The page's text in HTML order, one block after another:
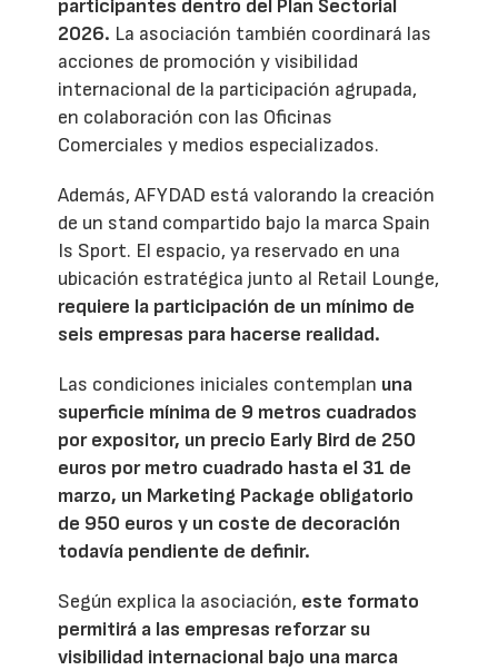
participantes dentro del Plan Sectorial
2026. La asociación también coordinará las
acciones de promoción y visibilidad
internacional de la participación agrupada,
en colaboración con las Oficinas
Comerciales y medios especializados.
Además, AFYDAD está valorando la creación
de un stand compartido bajo la marca Spain
Is Sport. El espacio, ya reservado en una
ubicación estratégica junto al Retail Lounge,
requiere la participación de un mínimo de
seis empresas para hacerse realidad.
Las condiciones iniciales contemplan una
superficie mínima de 9 metros cuadrados
por expositor, un precio Early Bird de 250
euros por metro cuadrado hasta el 31 de
marzo, un Marketing Package obligatorio
de 950 euros y un coste de decoración
todavía pendiente de definir.
Según explica la asociación, este formato
permitirá a las empresas reforzar su
visibilidad internacional bajo una marca